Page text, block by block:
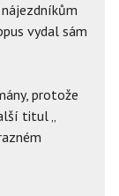
vydal sám
protože
titul „